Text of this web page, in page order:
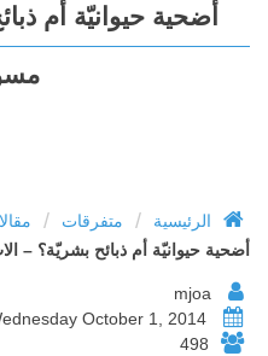
أضحية حيوانيّة أم
الرئيسية / متفرقات /
أضحية حيوانيّة أم ذبائح بشريّة؟ –
498